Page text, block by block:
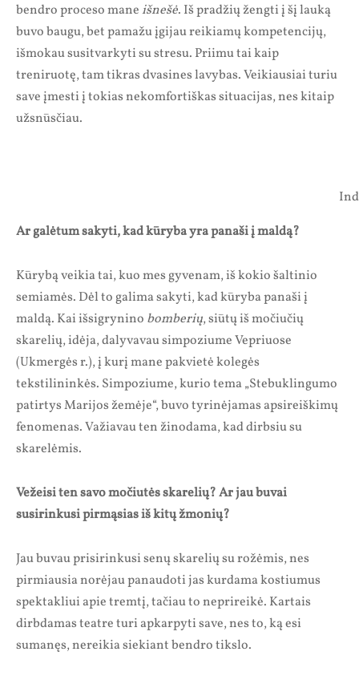
bendro proceso maneišnešė. Iš pradžių žengti į šį lauką
buvo baugu, bet pamažu įgijau reikiamų kompetencijų,
išmokau susitvarkyti su stresu. Priimu tai kaip
treniruotę, tam tikras dvasines lavybas. Veikiausiai turiu
save įmesti į tokias nekomfortiškas situacijas, nes kitaip
užsnūsčiau.
Ar galėtum sakyti, kad kūryba yra panaši į maldą?
Kūrybą veikia tai, kuo mes gyvenam, iš kokio šaltinio
semiamės. Dėl to galima sakyti, kad kūryba panaši į
maldą. Kai išsigrynino bomberių, siūtų iš močiučių
skarelių, idėja, dalyvavau simpoziume Vepriuose
(Ukmergės r.), į kurį mane pakvietė kolegės
tekstilininkės. Simpoziume, kurio tema „Stebuklingumo
patirtys Marijos žemėje“, buvo tyrinėjamas apsireiškimų
fenomenas. Važiavau ten žinodama, kad dirbsiu su
skarelėmis.
Vežeisi ten savo močiutės skarelių? Ar jau buvai
susirinkusi pirmąsias iš kitų žmonių?
Jau buvau prisirinkusi senų skarelių su rožėmis, nes
pirmiausia norėjau panaudoti jas kurdama kostiumus
spektakliui apie tremtį, tačiau to neprireikė. Kartais
dirbdamas teatre turi apkarpyti save, nes to, ką esi
sumanęs, nereikia siekiant bendro tikslo.